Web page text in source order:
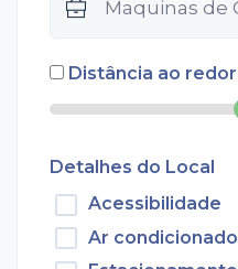
Distância ao redor
Detalhes do Local
Acessibilidade
Ar condicionado